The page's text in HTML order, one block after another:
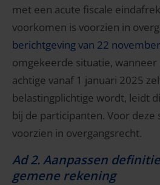
met een acute fiscale
voorkomen is voorzien in
berichtgeving van 22
omgekeerde situatie,
achtige vanaf 1 januari 2025
belastingplichtige wordt, leidt
bij de participanten. Voor deze
voorzien in overgangsrecht.
Ad 2. Aanpassen
gemene rekening